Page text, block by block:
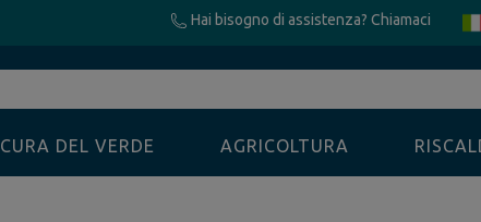
Hai bisogno di assistenza? Chiamaci
CURA DEL VERDE AGRICOLTURA